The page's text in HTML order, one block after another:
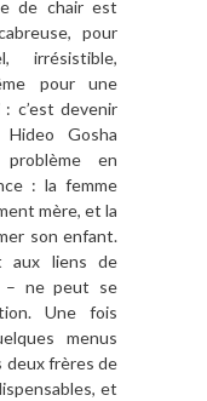
de chair est
pour
irrésistible,
pour une
c’est devenir
Gosha
en
: la femme
mère, et la
son enfant.
aux liens de
– ne peut se
Une fois
menus
deux frères de
et